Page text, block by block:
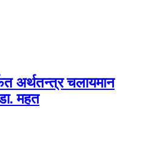
अर्थतन्त्र चलायमान
महत